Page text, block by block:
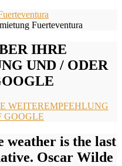
Fuerteventura
IHRE
UND / ODER
weather is the last
Oscar Wilde